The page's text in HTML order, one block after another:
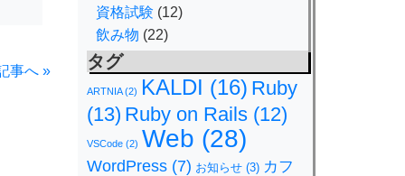
事へ »
資格試験 (12)
飲み物 (22)
タグ
ARTNIA(2) KALDI (16) Ruby
(13) Ruby on Rails (12)
VSCode (2) Web (28)
WordPress (7) お知らせ (3) カフ